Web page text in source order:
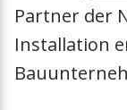
Partner der
Installation